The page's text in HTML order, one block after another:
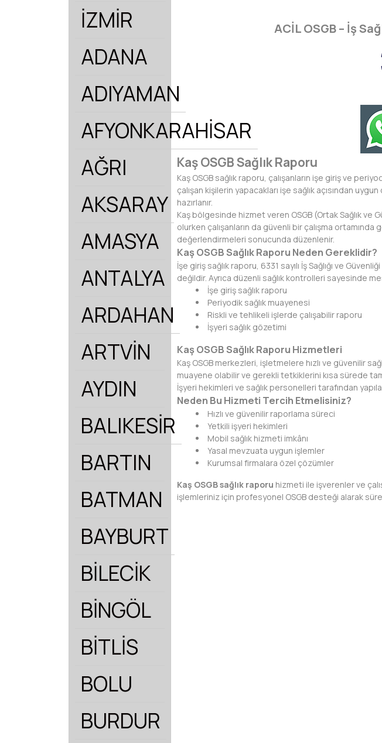
İZMİR
ADANA
ADIYAMAN
AFYONKARAHİSAR
AĞRI
AKSARAY
AMASYA
ANTALYA
ARDAHAN
ARTVİN
AYDIN
BALIKESİR
BARTIN
BATMAN
BAYBURT
BİLECİK
BİNGÖL
BİTLİS
BOLU
BURDUR
ACİL OSGB – İş
Kaş OSGB Sağlık Raporu
Kaş OSGB sağlık raporu, çalışanların işe giriş ve
çalışan kişilerin yapacakları işe sağlık açısından
hazırlanır.
Kaş bölgesinde hizmet veren OSGB (Ortak Sağlık ve
olurken çalışanların da güvenli bir çalışma
değerlendirmeleri sonucunda düzenlenir.
Kaş OSGB Sağlık Raporu Neden Gereklidir?
İşe giriş sağlık raporu, 6331 sayılı İş Sağlığı ve
değildir. Ayrıca düzenli sağlık kontrolleri sayesinde
İşe giriş sağlık raporu
Periyodik sağlık muayenesi
Riskli ve tehlikeli işlerde çalışabilir raporu
İşyeri sağlık gözetimi
Kaş OSGB Sağlık Raporu Hizmetleri
Kaş OSGB merkezleri, işletmelere hızlı ve güvenilir
muayene olabilir ve gerekli tetkiklerini kısa sürede
İşyeri hekimleri ve sağlık personelleri tarafından
Neden Bu Hizmeti Tercih Etmelisiniz?
Hızlı ve güvenilir raporlama süreci
Yetkili işyeri hekimleri
Mobil sağlık hizmeti imkânı
Yasal mevzuata uygun işlemler
Kurumsal firmalara özel çözümler
Kaş OSGB sağlık raporu hizmeti ile işverenler ve
işlemleriniz için profesyonel OSGB desteği alarak